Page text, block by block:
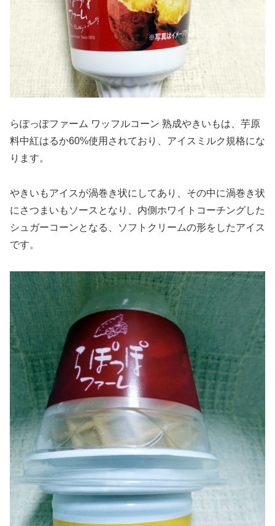
らぽっぽファーム ワッフルコーン 熟成やきいもは、芋原
料中紅はるか60%使用されており、アイスミルク規格にな
ります。
やきいもアイスが渦巻き状にしてあり、その中に渦巻き状
にさつまいもソースとなり、内側ホワイトコーチングした
シュガーコーンとなる、ソフトクリームの形をしたアイス
です。